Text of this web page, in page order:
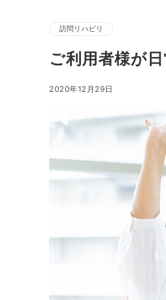
訪問リハビリ
ご利用者様が
2020年12月29日